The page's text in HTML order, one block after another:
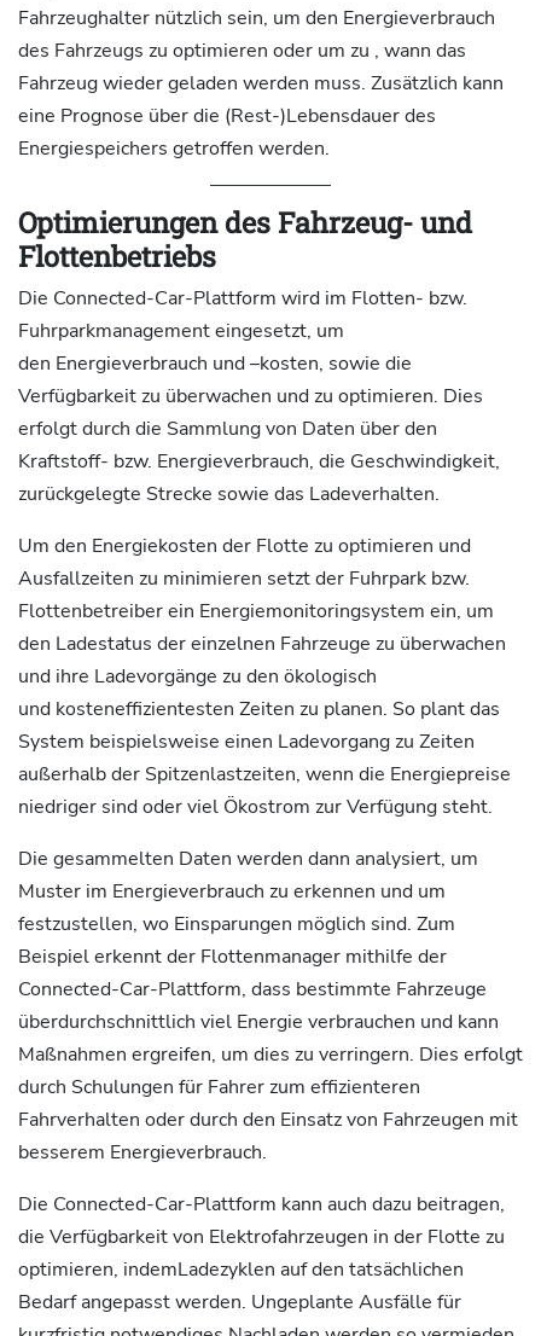
Fahrzeughalter nützlich sein, um den Energieverbrauch
des Fahrzeugs zu optimieren oder um zu , wann das
Fahrzeug wieder geladen werden muss. Zusätzlich kann
eine Prognose über die (Rest-)Lebensdauer des
Energiespeichers getroffen werden.
Optimierungen des Fahrzeug- und
Flottenbetriebs
Die Connected-Car-Plattform wird im Flotten- bzw.
Fuhrparkmanagement eingesetzt, um
den Energieverbrauch und –kosten, sowie die
Verfügbarkeit zu überwachen und zu optimieren. Dies
erfolgt durch die Sammlung von Daten über den
Kraftstoff- bzw. Energieverbrauch, die Geschwindigkeit,
zurückgelegte Strecke sowie das Ladeverhalten.
Um den Energiekosten der Flotte zu optimieren und
Ausfallzeiten zu minimieren setzt der Fuhrpark bzw.
Flottenbetreiber ein Energiemonitoringsystem ein, um
den Ladestatus der einzelnen Fahrzeuge zu überwachen
und ihre Ladevorgänge zu den ökologisch
und kosteneffizientesten Zeiten zu planen. So plant das
System beispielsweise einen Ladevorgang zu Zeiten
außerhalb der Spitzenlastzeiten, wenn die Energiepreise
niedriger sind oder viel Ökostrom zur Verfügung steht.
Die gesammelten Daten werden dann analysiert, um
Muster im Energieverbrauch zu erkennen und um
festzustellen, wo Einsparungen möglich sind. Zum
Beispiel erkennt der Flottenmanager mithilfe der
Connected-Car-Plattform, dass bestimmte Fahrzeuge
überdurchschnittlich viel Energie verbrauchen und kann
Maßnahmen ergreifen, um dies zu verringern. Dies erfolgt
durch Schulungen für Fahrer zum effizienteren
Fahrverhalten oder durch den Einsatz von Fahrzeugen mit
besserem Energieverbrauch.
Die Connected-Car-Plattform kann auch dazu beitragen,
die Verfügbarkeit von Elektrofahrzeugen in der Flotte zu
optimieren, indemLadezyklen auf den tatsächlichen
Bedarf angepasst werden. Ungeplante Ausfälle für